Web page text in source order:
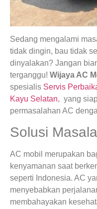
Sedang mengalami
tidak dingin, bau tidak
dinyalakan? Jangan
terganggu! Wijaya AC
spesialis Servis
Kayu Selatan, yang
permasalahan AC
Solusi
AC mobil merupakan
kenyamanan saat
seperti Indonesia. AC
menyebabkan
membahayakan